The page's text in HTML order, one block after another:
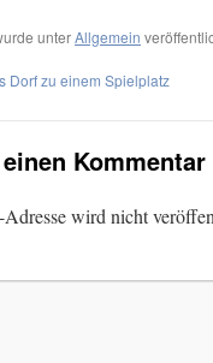
unterAllgemein
Dorf zu einem Spielplatz
Kommentar
wird nicht